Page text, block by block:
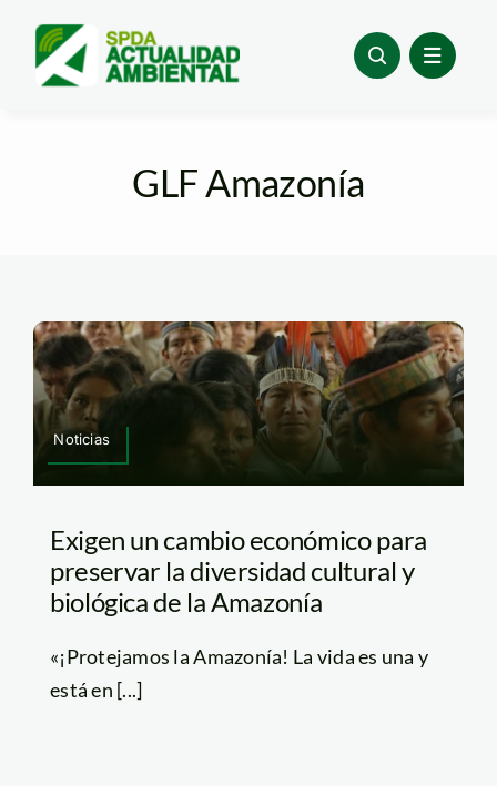
content
GLF Amazonía
Noticias
Exigen un cambio económico para
preservar la diversidad cultural y
biológica de la Amazonía
«¡Protejamos la Amazonía! La vida es una y
está en [...]